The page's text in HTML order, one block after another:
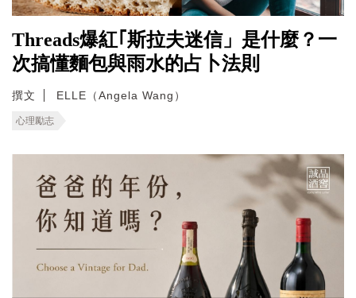
Threads爆紅｢斯拉夫迷信」是什麼？一
次搞懂麵包與雨水的占卜法則
撰文 ELLE（Angela Wang）
心理勵志